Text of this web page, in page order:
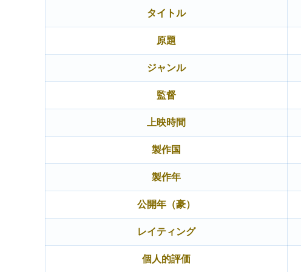
タイトル
原題
ジャンル
監督
上映時間
製作国
製作年
公開年（豪）
レイティング
個人的評価